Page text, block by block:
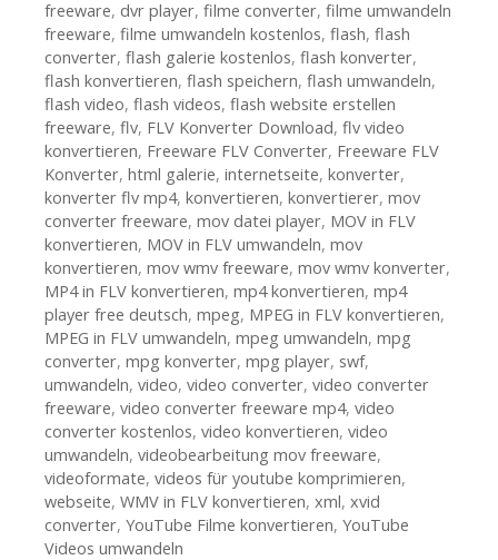
freeware, dvr player, filme converter, filme umwandeln
freeware, filme umwandeln kostenlos, flash, flash
converter, flash galerie kostenlos, flash konverter,
flash konvertieren, flash speichern, flash umwandeln,
flash video, flash videos, flash website erstellen
freeware, flv, FLV Konverter Download, flv video
konvertieren, Freeware FLV Converter, Freeware FLV
Konverter, html galerie, internetseite, konverter,
konverter flv mp4, konvertieren, konvertierer, mov
converter freeware, mov datei player, MOV in FLV
konvertieren, MOV in FLV umwandeln, mov
konvertieren, mov wmv freeware, mov wmv konverter,
MP4 in FLV konvertieren, mp4 konvertieren, mp4
player free deutsch, mpeg, MPEG in FLV konvertieren,
MPEG in FLV umwandeln, mpeg umwandeln, mpg
converter, mpg konverter, mpg player, swf,
umwandeln, video, video converter, video converter
freeware, video converter freeware mp4, video
converter kostenlos, video konvertieren, video
umwandeln, videobearbeitung mov freeware,
videoformate, videos für youtube komprimieren,
webseite, WMV in FLV konvertieren, xml, xvid
converter, YouTube Filme konvertieren, YouTube
Videos umwandeln